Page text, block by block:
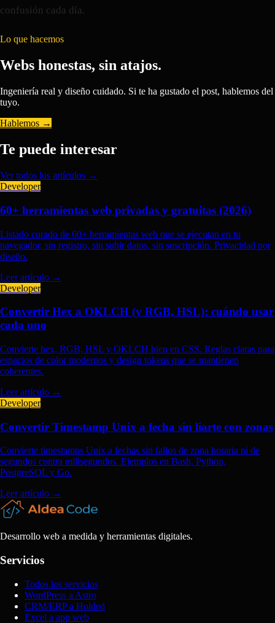
confusión cada día.
Lo que hacemos
Webs honestas, sin atajos.
Ingeniería real y diseño cuidado. Si te ha gustado el post, hablemos del
tuyo.
Hablemos →
Te puede interesar
Ver todos los artículos →
Developer
60+ herramientas web privadas y gratuitas (2026)
Listado curado de 60+ herramientas web que se ejecutan en tu
navegador, sin registro, sin subir datos, sin suscripción. Privacidad por
diseño.
Leer artículo →
Developer
Convertir Hex a OKLCH (y RGB, HSL): cuándo usar
cada uno
Convierte hex, RGB, HSL y OKLCH bien en CSS. Reglas claras para
espacios de color modernos y design tokens que se mantienen
coherentes.
Leer artículo →
Developer
Convertir Timestamp Unix a fecha sin liarte con zonas
Convierte timestamps Unix a fechas sin fallos de zona horaria ni de
segundos contra milisegundos. Ejemplos en Bash, Python,
PostgreSQL y Go.
Leer artículo →
Desarrollo web a medida y herramientas digitales.
Servicios
Todos los servicios
WordPress a Astro
CRM/ERP a Holded
Excel a app web